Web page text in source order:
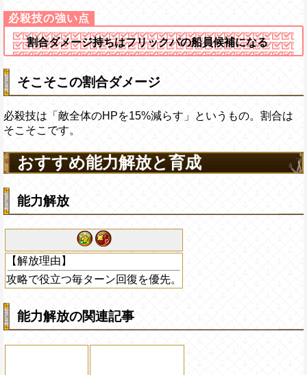
割合ダメージ持ちはフリックパの船員候補になる
そこそこの割合ダメージ
必殺技は「敵全体のHPを15%減らす」というもの。割合は
そこそこです。
おすすめ能力解放と育成
能力解放
【解放理由】
攻略で役立つ毎ターン回復を優先。
能力解放の関連記事